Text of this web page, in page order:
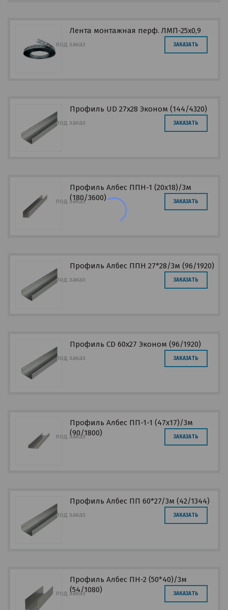
Лента монтажная перф. ЛМП-25х0,9
под заказ ЗАКАЗАТЬ
Профиль UD 27х28 Эконом (144/4320)
под заказ ЗАКАЗАТЬ
Профиль Албес ППН-1 (20х18)/3м
(180/3600)
под заказ ЗАКАЗАТЬ
Профиль Албес ППН 27*28/3м (96/1920)
под заказ ЗАКАЗАТЬ
Профиль CD 60х27 Эконом (96/1920)
под заказ ЗАКАЗАТЬ
Профиль Албес ПП-1-1 (47х17)/3м
(90/1800)
под заказ ЗАКАЗАТЬ
Профиль Албес ПП 60*27/3м (42/1344)
под заказ ЗАКАЗАТЬ
Профиль Албес ПН-2 (50*40)/3м
(54/1080)
под заказ ЗАКАЗАТЬ